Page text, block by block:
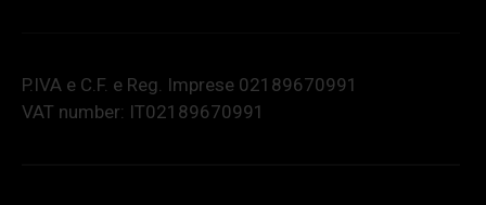
P.IVA e C.F. e Reg. Imprese 02189670991
VAT number: IT02189670991